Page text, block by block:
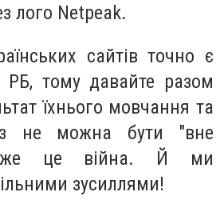
лого Netpeak.
сайтів точно є
тому давайте разом
їхнього мовчання та
не можна бути "вне
це війна. Й ми
зусиллями!